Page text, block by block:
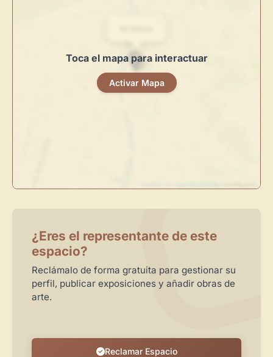
Toca el mapa para interactuar
Activar Mapa
¿Eres el representante de este
espacio?
Reclámalo de forma gratuita para gestionar su
perfil, publicar exposiciones y añadir obras de
arte.
Reclamar Espacio
Directorio de Arteestrena su nuevoPanel de Usuario
centro de control para gestionar todo tu arte.
Publica y gestiona tus obras